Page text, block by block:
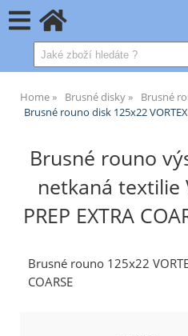
Home Brusné disky
Brusné
Brusné rouno disk 125x22 VORTEX
Brusné rouno
netkaná textilie
PREP EXTRA
Brusné rouno 125x22
COARSE